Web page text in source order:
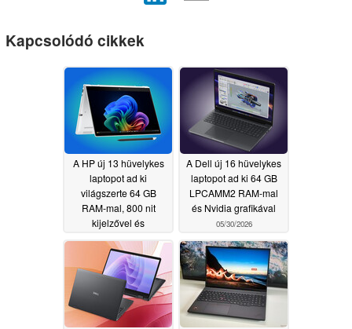
Kapcsolódó cikkek
A HP új 13 hüvelykes
laptopot ad ki
világszerte 64 GB
RAM-mal, 800 nit
kijelzővel és
06/04/2026
A Dell új 16 hüvelykes
laptopot ad ki 64 GB
LPCAMM2 RAM-mal
és Nvidia grafikával
05/30/2026